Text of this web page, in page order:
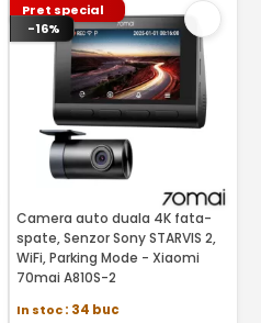
Pret special
-16%
Camera auto duala 4K fata-
spate, Senzor Sony STARVIS 2,
WiFi, Parking Mode - Xiaomi
70mai A810S-2
In stoc: 34 buc